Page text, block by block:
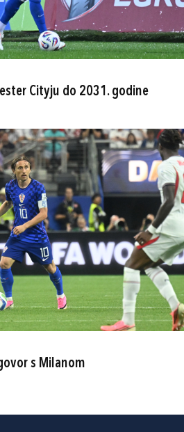
Cityju do 2031. godine
s Milanom